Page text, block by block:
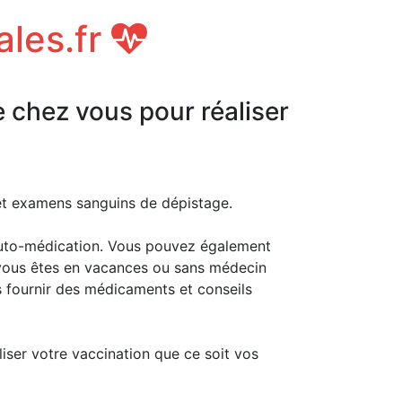
chez vous pour réaliser
sanguins de dépistage.
médication. Vous pouvez également
êtes en vacances ou sans médecin
des médicaments et conseils
votre vaccination que ce soit vos